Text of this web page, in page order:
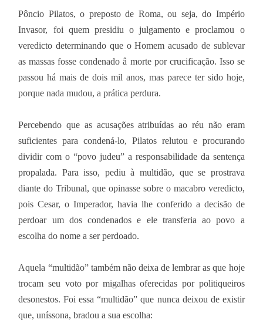
Pôncio Pilatos, o preposto de Roma, ou seja, do Império
Invasor, foi quem presidiu o julgamento e proclamou o
veredicto determinando que o Homem acusado de sublevar
as massas fosse condenado â morte por crucificação. Isso se
passou há mais de dois mil anos, mas parece ter sido hoje,
porque nada mudou, a prática perdura.
Percebendo que as acusações atribuídas ao réu não eram
suficientes para condená-lo, Pilatos relutou e procurando
dividir com o “povo judeu” a responsabilidade da sentença
propalada. Para isso, pediu à multidão, que se prostrava
diante do Tribunal, que opinasse sobre o macabro veredicto,
pois Cesar, o Imperador, havia lhe conferido a decisão de
perdoar um dos condenados e ele transferia ao povo a
escolha do nome a ser perdoado.
Aquela “multidão” também não deixa de lembrar as que hoje
trocam seu voto por migalhas oferecidas por politiqueiros
desonestos. Foi essa “multidão” que nunca deixou de existir
que, uníssona, bradou a sua escolha: